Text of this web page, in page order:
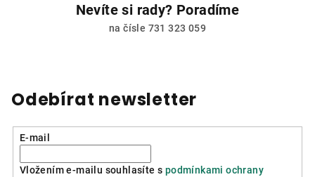
Nevíte si rady? Poradíme
na čísle 731 323 059
Odebírat newsletter
E-mail
Vložením e-mailu souhlasíte s podmínkami ochrany